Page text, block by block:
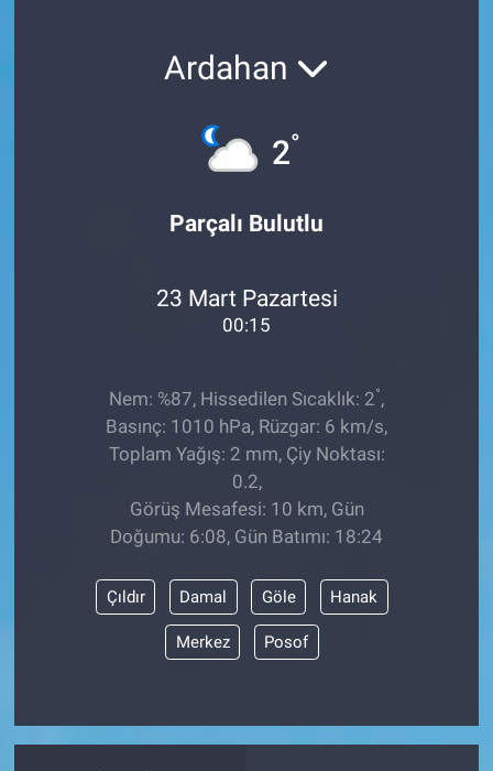
Ardahan
2°
Parçalı Bulutlu
23 Mart Pazartesi
00:15
Nem: %87, Hissedilen Sıcaklık: 2°,
Basınç: 1010 hPa, Rüzgar: 6 km/s,
Toplam Yağış: 2 mm, Çiy Noktası:
0.2,
Görüş Mesafesi: 10 km, Gün
Doğumu: 6:08, Gün Batımı: 18:24
Çıldır Damal Göle Hanak
Merkez Posof